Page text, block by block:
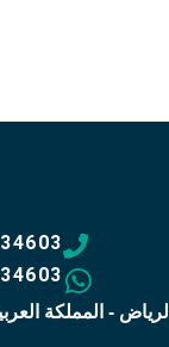
الرياض - المملكة